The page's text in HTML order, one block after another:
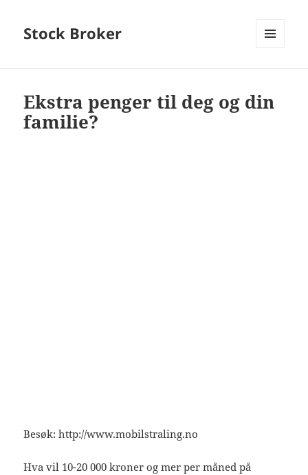
Stock Broker
Ekstra penger til deg og din
familie?
Besøk: http://www.mobilstraling.no
Hva vil 10-20 000 kroner og mer per måned på